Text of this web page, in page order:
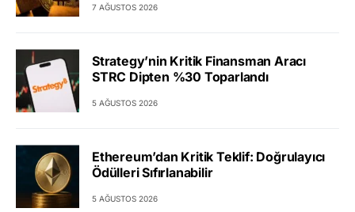
7 AĞUSTOS 2026
Strategy’nin Kritik Finansman Aracı
STRC Dipten %30 Toparlandı
5 AĞUSTOS 2026
Ethereum’dan Kritik Teklif: Doğrulayıcı
Ödülleri Sıfırlanabilir
5 AĞUSTOS 2026